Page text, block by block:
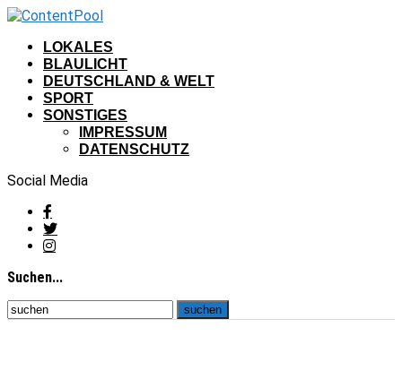
LOKALES
BLAULICHT
DEUTSCHLAND & WELT
SPORT
SONSTIGES
IMPRESSUM
DATENSCHUTZ
Social Media
Suchen...